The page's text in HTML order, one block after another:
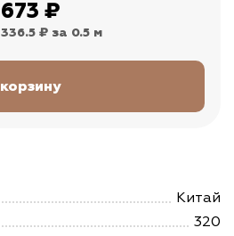
673 ₽
336.5 ₽ за 0.5 м
Китай
320